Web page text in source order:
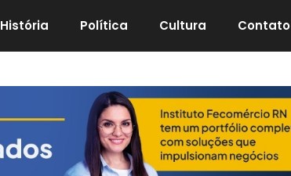
História Política Cultura Contato